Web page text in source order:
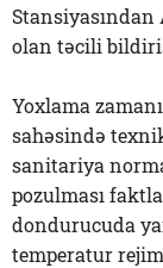
Stansiyasından
olan təcili
Yoxlama
sahəsində
sanitariya
pozulması
dondurucuda
temperatur